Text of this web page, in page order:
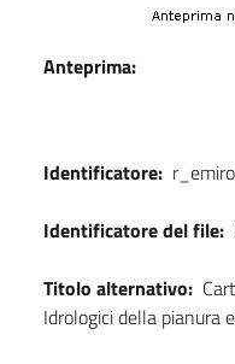
Anteprima:
Identificatore:
Identificatore del file:
Titolo alternativo:
Idrologici della pianura